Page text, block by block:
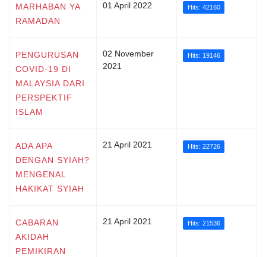
MARHABAN YA
RAMADAN
01 April 2022 Hits: 42160
PENGURUSAN
COVID-19 DI
MALAYSIA DARI
PERSPEKTIF
ISLAM
02 November
2021
Hits: 19146
ADA APA
DENGAN SYIAH?
MENGENAL
HAKIKAT SYIAH
21 April 2021 Hits: 22726
CABARAN
AKIDAH
PEMIKIRAN
21 April 2021 Hits: 21536